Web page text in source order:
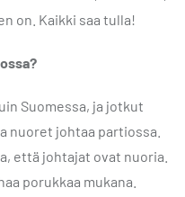
on. Kaikki saa tulla!
Suomessa, ja jotkut
nuoret johtaa partiossa.
että johtajat ovat nuoria.
porukkaa mukana.